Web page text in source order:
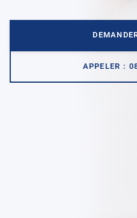
APPELER :